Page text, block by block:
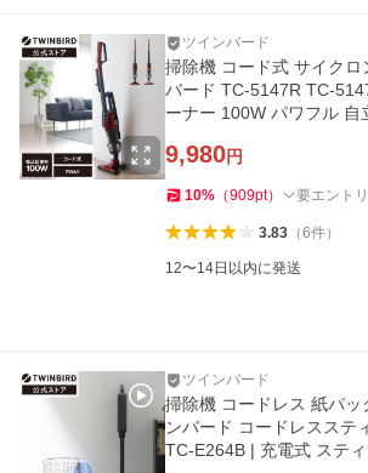
ツインバード
掃除機 コード式 サイク
バード TC-5147R TC-
ーナー 100W パワフル 自
9,980円
10% （909pt） 要エント
3.83（6件）
12〜14日以内に発送
ツインバード
掃除機 コードレス 紙パッ
ンバード コードレスステ
TC-E264B | 充電式 スティ